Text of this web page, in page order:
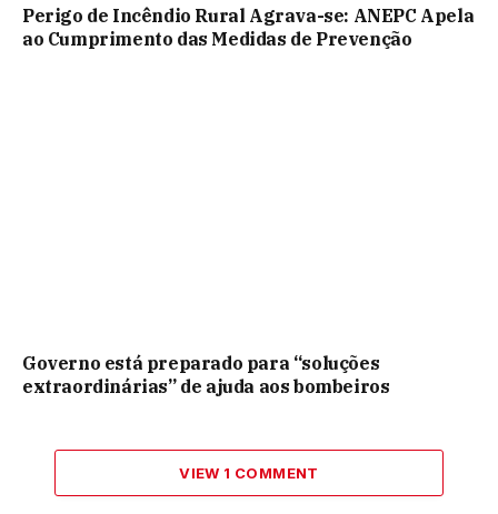
Perigo de Incêndio Rural Agrava-se: ANEPC Apela
ao Cumprimento das Medidas de Prevenção
Governo está preparado para “soluções
extraordinárias” de ajuda aos bombeiros
VIEW 1 COMMENT